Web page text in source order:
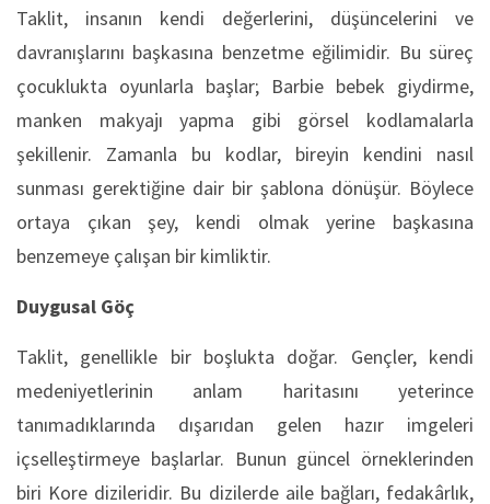
Taklit, insanın kendi değerlerini, düşüncelerini ve
davranışlarını başkasına benzetme eğilimidir. Bu süreç
çocuklukta oyunlarla başlar; Barbie bebek giydirme,
manken makyajı yapma gibi görsel kodlamalarla
şekillenir. Zamanla bu kodlar, bireyin kendini nasıl
sunması gerektiğine dair bir şablona dönüşür. Böylece
ortaya çıkan şey, kendi olmak yerine başkasına
benzemeye çalışan bir kimliktir.
Duygusal Göç
Taklit, genellikle bir boşlukta doğar. Gençler, kendi
medeniyetlerinin anlam haritasını yeterince
tanımadıklarında dışarıdan gelen hazır imgeleri
içselleştirmeye başlarlar. Bunun güncel örneklerinden
biri Kore dizileridir. Bu dizilerde aile bağları, fedakârlık,